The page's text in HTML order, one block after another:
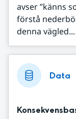
avser ”känns
förstå
denna vägled...
Data